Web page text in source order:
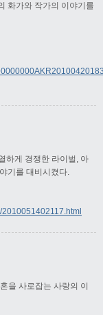
화가와 작가의 이야기를
하게 경쟁한 라이벌, 아
기를 대비시켰다.
을 사로잡는 사랑의 이